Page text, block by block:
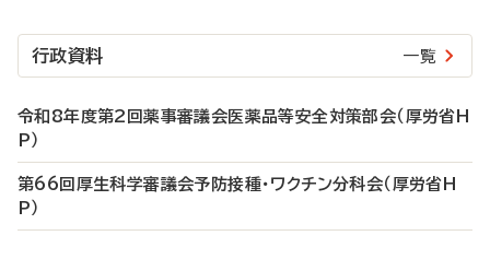
行政資料 一覧
令和8年度第2回薬事審議会医薬品等安全対策部会（厚労省H
P）
第66回厚生科学審議会予防接種・ワクチン分科会（厚労省H
P）